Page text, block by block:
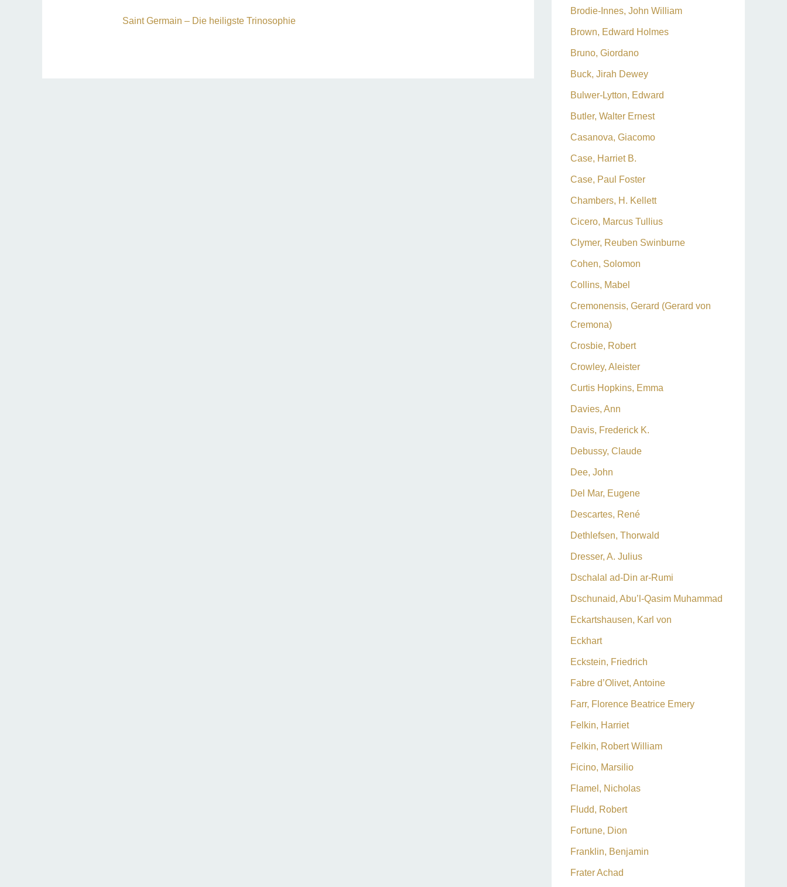
Saint Germain – Die heiligste Trinosophie
Brodie-Innes, John William
Brown, Edward Holmes
Bruno, Giordano
Buck, Jirah Dewey
Bulwer-Lytton, Edward
Butler, Walter Ernest
Casanova, Giacomo
Case, Harriet B.
Case, Paul Foster
Chambers, H. Kellett
Cicero, Marcus Tullius
Clymer, Reuben Swinburne
Cohen, Solomon
Collins, Mabel
Cremonensis, Gerard (Gerard von
Cremona)
Crosbie, Robert
Crowley, Aleister
Curtis Hopkins, Emma
Davies, Ann
Davis, Frederick K.
Debussy, Claude
Dee, John
Del Mar, Eugene
Descartes, René
Dethlefsen, Thorwald
Dresser, A. Julius
Dschalal ad-Din ar-Rumi
Dschunaid, Abu’l-Qasim Muhammad
Eckartshausen, Karl von
Eckhart
Eckstein, Friedrich
Fabre d’Olivet, Antoine
Farr, Florence Beatrice Emery
Felkin, Harriet
Felkin, Robert William
Ficino, Marsilio
Flamel, Nicholas
Fludd, Robert
Fortune, Dion
Franklin, Benjamin
Frater Achad